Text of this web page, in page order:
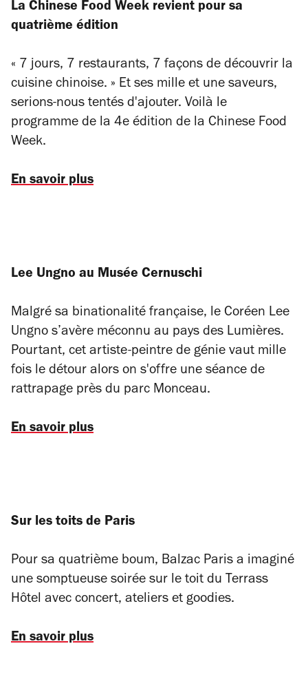
La Chinese Food Week revient pour sa
quatrième édition
« 7 jours, 7 restaurants, 7 façons de découvrir la
cuisine chinoise. » Et ses mille et une saveurs,
serions-nous tentés d'ajouter. Voilà le
programme de la 4e édition de la Chinese Food
Week.
En savoir plus
Lee Ungno au Musée Cernuschi
Malgré sa binationalité française, le Coréen Lee
Ungno s’avère méconnu au pays des Lumières.
Pourtant, cet artiste-peintre de génie vaut mille
fois le détour alors on s'offre une séance de
rattrapage près du parc Monceau.
En savoir plus
Sur les toits de Paris
Pour sa quatrième boum, Balzac Paris a imaginé
une somptueuse soirée sur le toit du Terrass
Hôtel avec concert, ateliers et goodies.
En savoir plus